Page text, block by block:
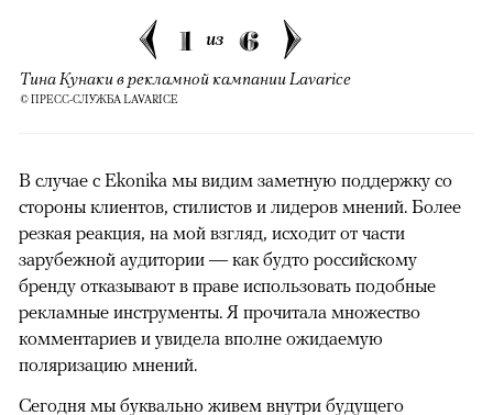
1 из 6
Тина Кунаки в рекламной кампании Lavarice
© ПРЕСС-СЛУЖБА LAVARICE
В случае с Ekonika мы видим заметную поддержку со
стороны клиентов, стилистов и лидеров мнений. Более
резкая реакция, на мой взгляд, исходит от части
зарубежной аудитории — как будто российскому
бренду отказывают в праве использовать подобные
рекламные инструменты. Я прочитала множество
комментариев и увидела вполне ожидаемую
поляризацию мнений.
Сегодня мы буквально живем внутри будущего